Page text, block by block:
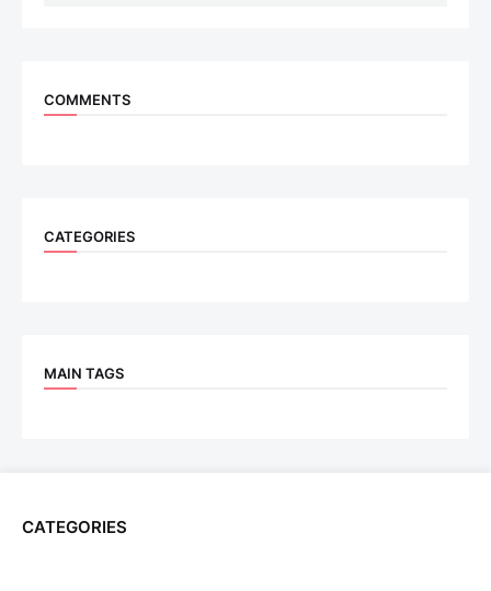
COMMENTS
CATEGORIES
MAIN TAGS
CATEGORIES